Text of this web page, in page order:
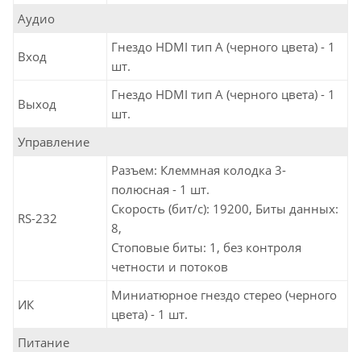
Аудио
Вход
Гнездо HDMI тип А (черного цвета) - 1
шт.
Выход
Гнездо HDMI тип А (черного цвета) - 1
шт.
Управление
RS-232
Разъем: Клеммная колодка 3-
полюсная - 1 шт.
Скорость (бит/с): 19200, Биты данных:
8,
Стоповые биты: 1, без контроля
четности и потоков
ИК
Миниатюрное гнездо стерео (черного
цвета) - 1 шт.
Питание